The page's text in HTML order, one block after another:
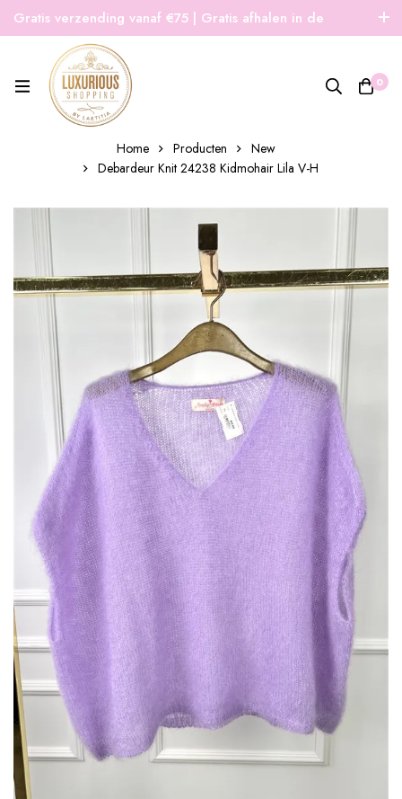
Gratis verzending vanaf €75 | Gratis afhalen in de
winkel | Snelle verzending
0
Home Producten
New
Debardeur Knit 24238 Kidmohair Lila V-H